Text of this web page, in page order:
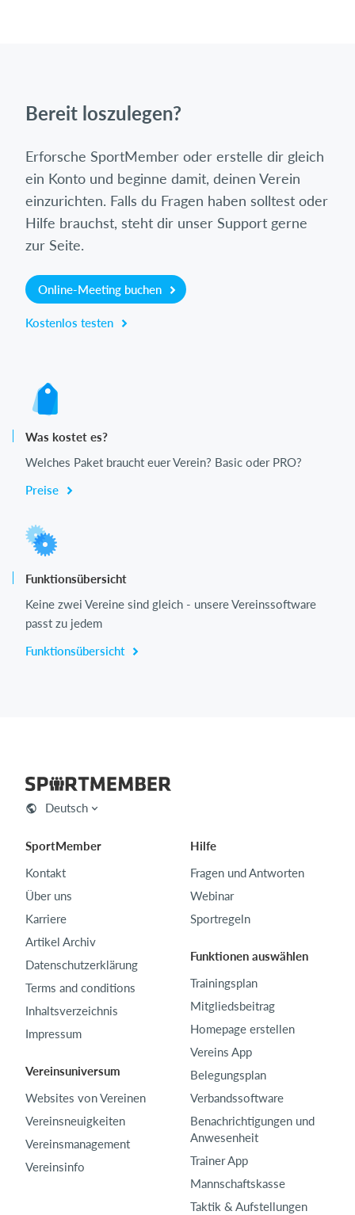
Bereit loszulegen?
Erforsche SportMember oder erstelle dir gleich
ein Konto und beginne damit, deinen Verein
einzurichten. Falls du Fragen haben solltest oder
Hilfe brauchst, steht dir unser Support gerne
zur Seite.
Online-Meeting buchen
Kostenlos testen
Was kostet es?
Welches Paket braucht euer Verein? Basic oder PRO?
Preise
Funktionsübersicht
Keine zwei Vereine sind gleich - unsere Vereinssoftware
passt zu jedem
Funktionsübersicht
Deutsch
SportMember
Kontakt
Über uns
Karriere
Artikel Archiv
Datenschutzerklärung
Terms and conditions
Inhaltsverzeichnis
Impressum
Vereinsuniversum
Websites von Vereinen
Vereinsneuigkeiten
Vereinsmanagement
Vereinsinfo
Hilfe
Fragen und Antworten
Webinar
Sportregeln
Funktionen auswählen
Trainingsplan
Mitgliedsbeitrag
Homepage erstellen
Vereins App
Belegungsplan
Verbandssoftware
Benachrichtigungen und
Anwesenheit
Trainer App
Mannschaftskasse
Taktik & Aufstellungen